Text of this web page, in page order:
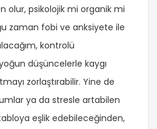
olur, psikolojik mi organik mi
zaman fobi ve anksiyete ile
kontrolü
düşüncelerle kaygı
zorlaştırabilir. Yine de
ya da stresle artabilen
eşlik edebileceğinden,